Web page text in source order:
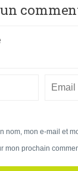
nom, mon e-mail et
mon prochain